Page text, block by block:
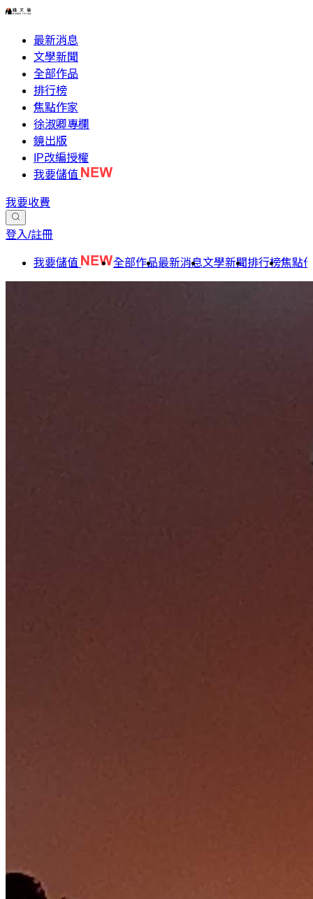
最新消息
文學新聞
全部作品
排行榜
焦點作家
徐淑卿專欄
鏡出版
IP改編授權
我要儲值
我要收費
登入/註冊
我要儲值 全部作品最新消息文學新聞排行榜焦點